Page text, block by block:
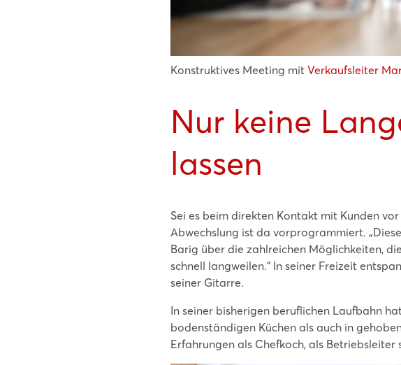
Konstruktives Meeting mit Verkaufsleiter
Nur keine
lassen
Sei es beim direkten Kontakt mit Kunden
Abwechslung ist da vorprogrammiert.
Barig über die zahlreichen Möglichkeiten,
schnell langweilen.“ In seiner Freizeit
seiner Gitarre.
In seiner bisherigen beruflichen Laufbahn
bodenständigen Küchen als auch in
Erfahrungen als Chefkoch, als